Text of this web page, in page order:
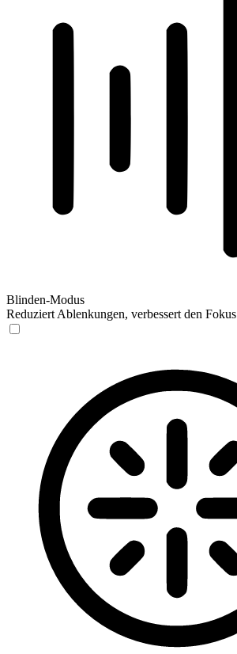
Blinden-Modus
Reduziert Ablenkungen, verbessert den Fokus